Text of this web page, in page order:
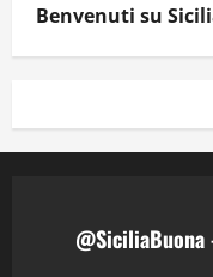
Benvenuti su